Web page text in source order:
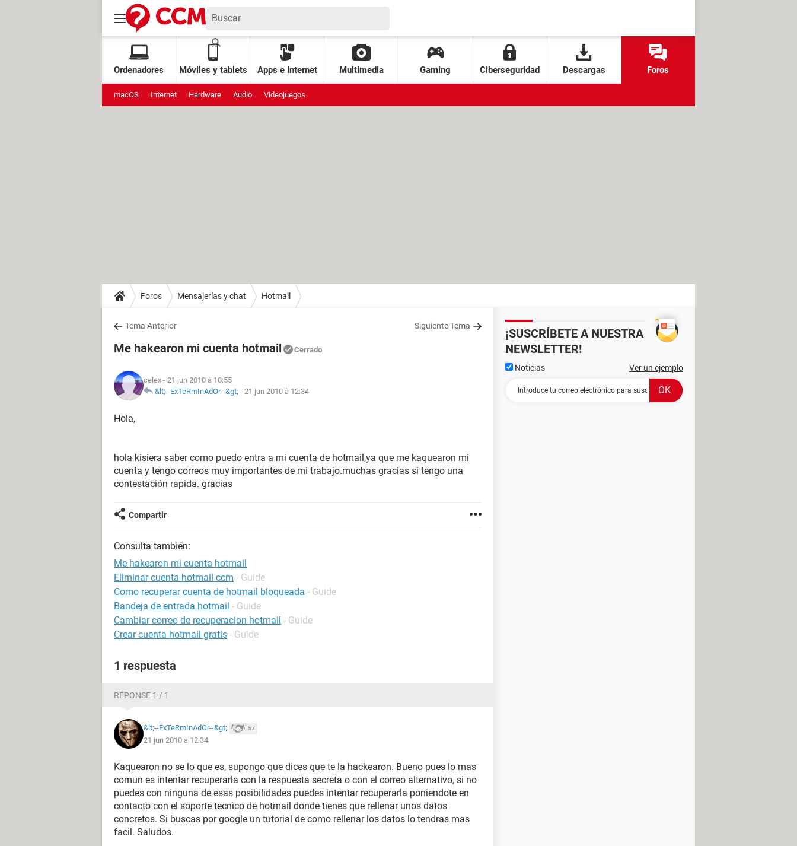
Ordenadores Móviles y tablets Apps e Internet Multimedia Gaming Ciberseguridad Descargas Foros
macOS Internet Hardware Audio Videojuegos
Foros Mensajerías y chat Hotmail
Tema Anterior Siguiente Tema
Me hakearon mi cuenta hotmail Cerrado
celex - 21 jun 2010 à 10:55
&lt;--ExTeRmInAdOr--&gt; - 21 jun 2010 à 12:34
Hola,
hola kisiera saber como puedo entra a mi cuenta de hotmail,ya que me kaquearon mi
cuenta y tengo correos muy importantes de mi trabajo.muchas gracias si tengo una
contestación rapida. gracias
Compartir
Consulta también:
Me hakearon mi cuenta hotmail
Eliminar cuenta hotmail ccm - Guide
Como recuperar cuenta de hotmail bloqueada - Guide
Bandeja de entrada hotmail - Guide
Cambiar correo de recuperacion hotmail - Guide
Crear cuenta hotmail gratis - Guide
1 respuesta
RÉPONSE 1 / 1
&lt;--ExTeRmInAdOr--&gt; 57
21 jun 2010 à 12:34
Kaquearon no se lo que es, supongo que dices que te la hackearon. Bueno pues lo mas
comun es intentar recuperarla con la respuesta secreta o con el correo alternativo, si no
puedes con ninguna de esas posibilidades puedes intentar recuperarla poniendote en
contacto con el soporte tecnico de hotmail donde tienes que rellenar unos datos
concretos. Si buscas por google un tutorial de como rellenar los datos lo tendras mas
facil. Saludos.
¡SUSCRÍBETE A NUESTRA
NEWSLETTER!
Noticias Ver un ejemplo